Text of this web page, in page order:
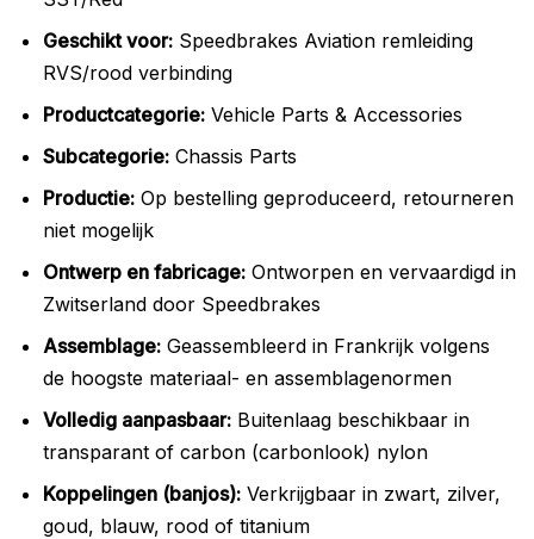
Geschikt voor:Speedbrakes Aviation remleiding
RVS/rood verbinding
Productcategorie:Vehicle Parts & Accessories
Subcategorie:Chassis Parts
Productie:Op bestelling geproduceerd, retourneren
niet mogelijk
Ontwerp en fabricage:Ontworpen en vervaardigd in
Zwitserland door Speedbrakes
Assemblage:Geassembleerd in Frankrijk volgens
de hoogste materiaal- en assemblagenormen
Volledig aanpasbaar:Buitenlaag beschikbaar in
transparant of carbon (carbonlook) nylon
Koppelingen (banjos):Verkrijgbaar in zwart, zilver,
goud, blauw, rood of titanium